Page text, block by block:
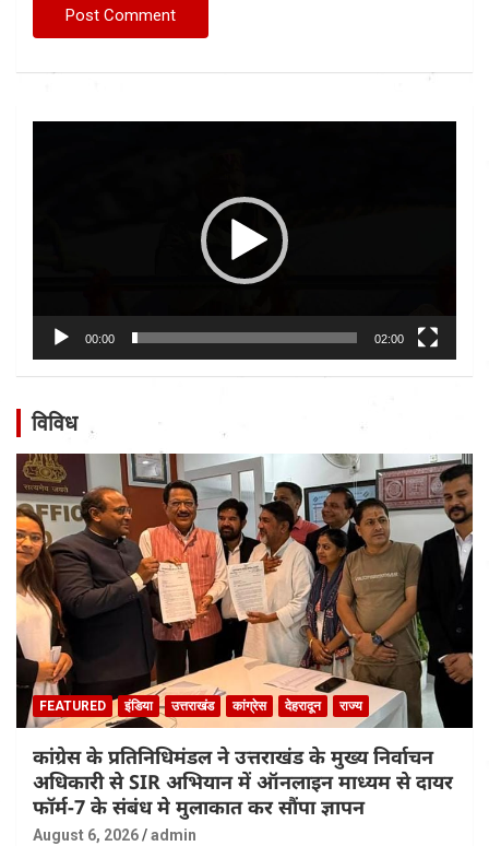
00:00 02:00
विविध
FEATURED इंडिया उत्तराखंड कांग्रेस देहरादून राज्य
कांग्रेस के प्रतिनिधिमंडल ने उत्तराखंड के मुख्य निर्वाचन
अधिकारी से SIR अभियान में ऑनलाइन माध्यम से दायर
फॉर्म-7 के संबंध मे मुलाकात कर सौंपा ज्ञापन
August 6, 2026 admin